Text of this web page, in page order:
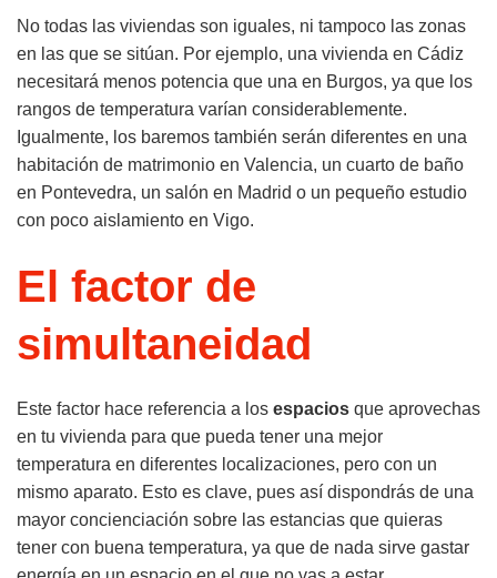
No todas las viviendas son iguales, ni tampoco las zonas
en las que se sitúan. Por ejemplo, una vivienda en Cádiz
necesitará menos potencia que una en Burgos, ya que los
rangos de temperatura varían considerablemente.
Igualmente, los baremos también serán diferentes en una
habitación de matrimonio en Valencia, un cuarto de baño
en Pontevedra, un salón en Madrid o un pequeño estudio
con poco aislamiento en Vigo.
El factor de
simultaneidad
Este factor hace referencia a los espacios que aprovechas
en tu vivienda para que pueda tener una mejor
temperatura en diferentes localizaciones, pero con un
mismo aparato. Esto es clave, pues así dispondrás de una
mayor concienciación sobre las estancias que quieras
tener con buena temperatura, ya que de nada sirve gastar